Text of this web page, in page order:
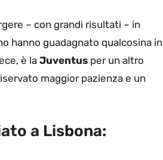
– con grandi risultati – in
hanno guadagnato qualcosina in
è la Juventus per un altro
maggior pazienza e un
a Lisbona: